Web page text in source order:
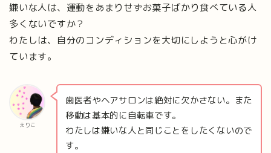
嫌いな人は、運動をあまりせずお菓子ばかり食べている人
多くないですか？
わたしは、自分のコンディションを大切にしようと心がけ
ています。
えりこ
歯医者やヘアサロンは絶対に欠かさない。また
移動は基本的に自転車です。
わたしは嫌いな人と同じことをしたくないので
す。